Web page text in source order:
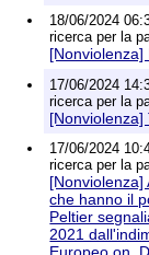
18/06/2024
ricerca per la
17/06/2024
ricerca per la
[Nonviolenza]
17/06/2024
ricerca per la
che hanno il
Peltier
2021